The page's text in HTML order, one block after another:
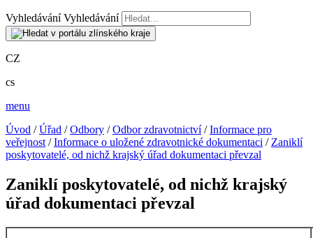
Vyhledávání Vyhledávání
CZ
cs
menu
Úvod /Úřad /Odbory /Odbor zdravotnictví/Informace pro
veřejnost /Informace o uložené zdravotnické dokumentaci / Zaniklí
poskytovatelé, od nichž krajský úřad dokumentaci převzal
Zaniklí poskytovatelé, od nichž krajský
úřad dokumentaci převzal